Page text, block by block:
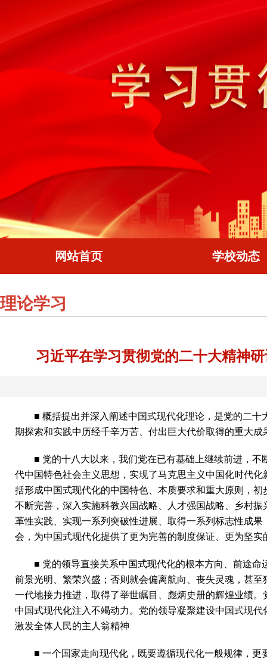
网站首页 学校动态
理论学习
习近平在学习贯彻党的二十大精神
■ 概括提出并深入阐述中国式现代化理论，是党的二
期探索和实践中历经千辛万苦、付出巨大代价取得的重大
■ 党的十八大以来，我们党在已有基础上继续前进，
代中国特色社会主义思想，实现了马克思主义中国化时代
括形成中国式现代化的中国特色、本质要求和重大原则，
不断完善，深入实施科教兴国战略、人才强国战略、乡村
革性实践、实现一系列突破性进展、取得一系列标志性成
会，为中国式现代化提供了更为完善的制度保证、更为坚
■ 党的领导直接关系中国式现代化的根本方向、前途
前景光明、繁荣兴盛；否则就会偏离航向、丧失灵魂，甚
一代地接力推进，取得了举世瞩目、彪炳史册的辉煌业绩
中国式现代化注入不竭动力。党的领导凝聚建设中国式现
激发全体人民的主人翁精神
■ 一个国家走向现代化，既要遵循现代化一般规律，